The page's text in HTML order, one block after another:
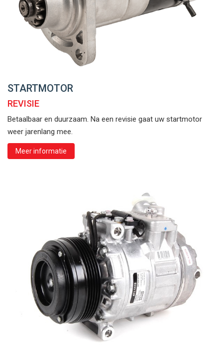
STARTMOTOR
REVISIE
Betaalbaar en duurzaam. Na een revisie gaat uw startmotor
weer jarenlang mee.
Meer informatie